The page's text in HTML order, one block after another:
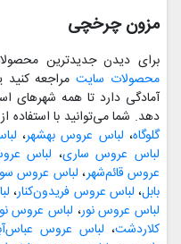
مزون چرخچی
برای دیدن جدیدترین
محصولات سایتمراجعه کنید
آمادگی دارد تا همه شهرهای
دهد. شما می‌توانید با استفاده
گلوگاه، لباس عروس بهشهر،
لباس عروس ساری، لباس
عروس قائم‌شهر، لباس عروس
بابل، لباس عروس فریدون‌کنار،
لباس عروس نور، لباس عروس
کلاردشت، لباس عروس